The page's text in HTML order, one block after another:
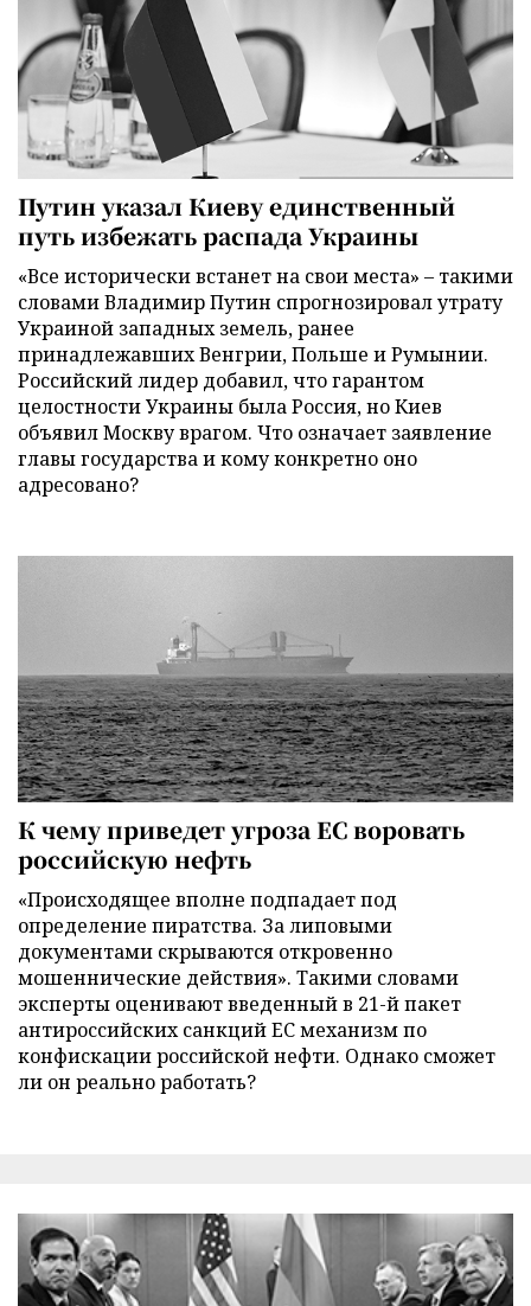
Путин указал Киеву единственный
путь избежать распада Украины
«Все исторически встанет на свои места» – такими
словами Владимир Путин спрогнозировал утрату
Украиной западных земель, ранее
принадлежавших Венгрии, Польше и Румынии.
Российский лидер добавил, что гарантом
целостности Украины была Россия, но Киев
объявил Москву врагом. Что означает заявление
главы государства и кому конкретно оно
адресовано?
К чему приведет угроза ЕС воровать
российскую нефть
«Происходящее вполне подпадает под
определение пиратства. За липовыми
документами скрываются откровенно
мошеннические действия». Такими словами
эксперты оценивают введенный в 21-й пакет
антироссийских санкций ЕС механизм по
конфискации российской нефти. Однако сможет
ли он реально работать?